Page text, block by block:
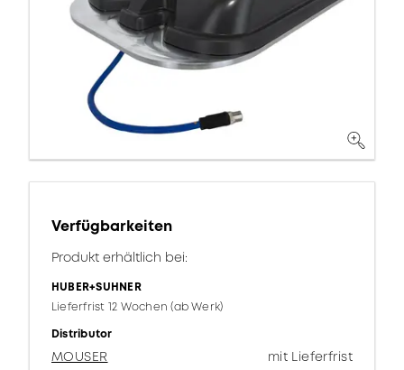
Verfügbarkeiten
Produkt erhältlich bei:
HUBER+SUHNER
Lieferfrist 12 Wochen (ab Werk)
Distributor
MOUSER
mit Lieferfrist